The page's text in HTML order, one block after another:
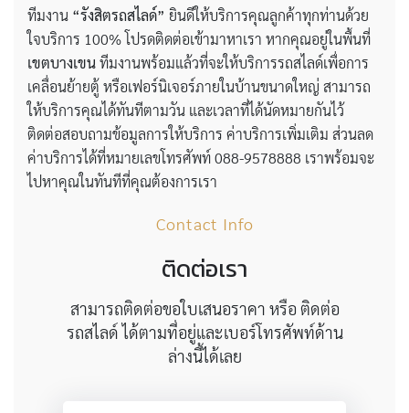
ทีมงาน “รังสิตรถสไลด์” ยินดีให้บริการคุณลูกค้าทุกท่านด้วย
ใจบริการ 100% โปรดติดต่อเข้ามาหาเรา หากคุณอยู่ในพื้นที่
เขตบางเขนทีมงานพร้อมแล้วที่จะให้บริการรถสไลด์เพื่อการ
เคลื่อนย้ายตู้ หรือเฟอร์นิเจอร์ภายในบ้านขนาดใหญ่ สามารถ
ให้บริการคุณได้ทันทีตามวัน และเวลาที่ได้นัดหมายกันไว้
ติดต่อสอบถามข้อมูลการให้บริการ ค่าบริการเพิ่มเติม ส่วนลด
ค่าบริการได้ที่หมายเลขโทรศัพท์ 088-9578888 เราพร้อมจะ
ไปหาคุณในทันทีที่คุณต้องการเรา
Contact Info
ติดต่อเรา
สามารถติดต่อขอใบเสนอราคา หรือ ติดต่อ
รถสไลด์ ได้ตามที่อยู่และเบอร์โทรศัพท์ด้าน
ล่างนี้ได้เลย